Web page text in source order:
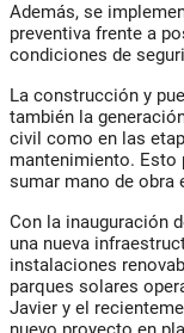
Además, se
preventiva frente a
condiciones de
La construcción y
también la
civil como en las
mantenimiento. Esto
sumar mano de obra
Con la inauguración
una nueva
instalaciones
parques solares
Javier y el